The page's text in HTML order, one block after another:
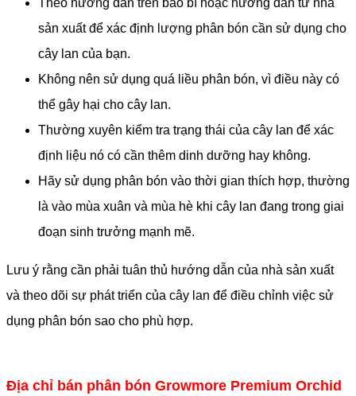
Theo hướng dẫn trên bao bì hoặc hướng dẫn từ nhà
sản xuất để xác định lượng phân bón cần sử dụng cho
cây lan của bạn.
Không nên sử dụng quá liều phân bón, vì điều này có
thể gây hại cho cây lan.
Thường xuyên kiểm tra trạng thái của cây lan để xác
định liệu nó có cần thêm dinh dưỡng hay không.
Hãy sử dụng phân bón vào thời gian thích hợp, thường
là vào mùa xuân và mùa hè khi cây lan đang trong giai
đoạn sinh trưởng mạnh mẽ.
Lưu ý rằng cần phải tuân thủ hướng dẫn của nhà sản xuất
và theo dõi sự phát triển của cây lan để điều chỉnh việc sử
dụng phân bón sao cho phù hợp.
Địa chỉ bán phân bón Growmore Premium Orchid